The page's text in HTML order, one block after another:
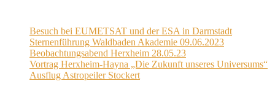
Besuch bei EUMETSAT und der ESA in Darmstadt
Sternenführung Waldbaden Akademie 09.06.2023
Beobachtungsabend Herxheim 28.05.23
Vortrag Herxheim-Hayna „Die Zukunft unseres Universums“
Ausflug Astropeiler Stockert